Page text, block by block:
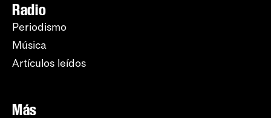
Radio
Periodismo
Música
Artículos leídos
Más